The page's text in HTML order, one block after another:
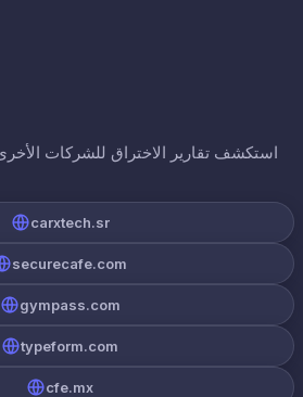
استكشف تقارير الاختراق للشركات
carxtech.sr
securecafe.com
gympass.com
typeform.com
cfe.mx